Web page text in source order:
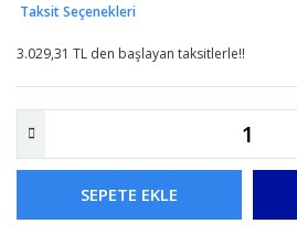
Taksit Seçenekleri
3.029,31 TL den başlayan taksitlerle!!
SEPETE EKLE